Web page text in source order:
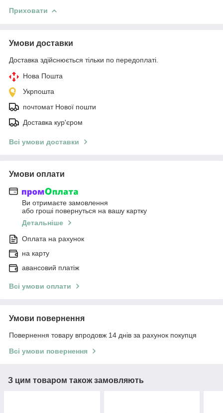
Приховати
Умови доставки
Доставка здійснюється тільки по передоплаті.
Нова Пошта
Укрпошта
почтомат Нової пошти
Доставка кур'єром
Всі умови доставки
Умови оплати
Ви отримаєте замовлення
або гроші повернуться на вашу картку
Детальніше
Оплата на рахунок
на карту
авансовий платіж
Всі умови оплати
Умови повернення
Повернення товару впродовж 14 днів за рахунок покупця
Всі умови повернення
З цим товаром також замовляють